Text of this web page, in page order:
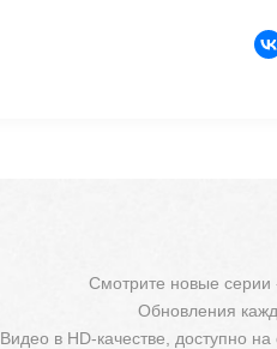
Смотрите новые
Обновления
Видео в HD-качестве, доступно